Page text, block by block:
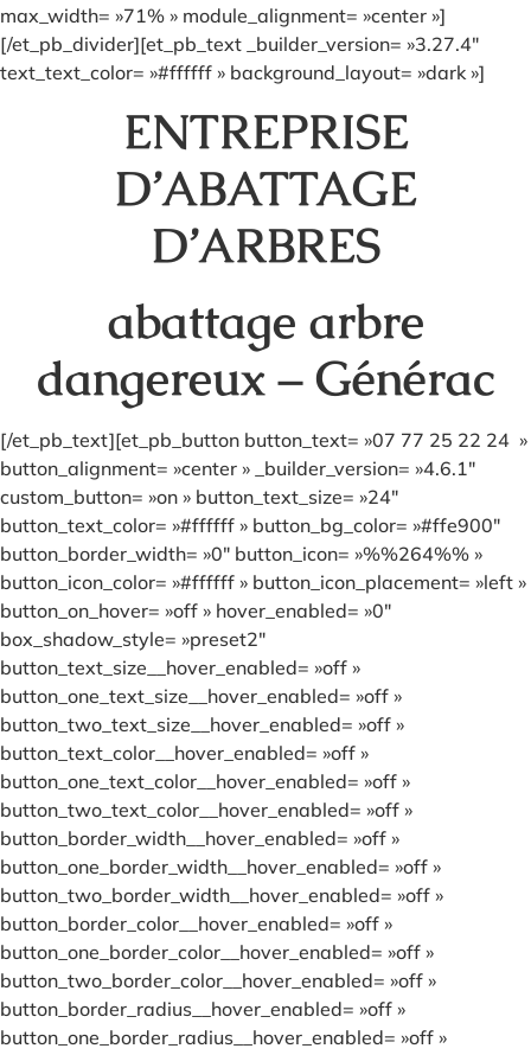
max_width= »71% » module_alignment= »center »]
[/et_pb_divider][et_pb_text _builder_version= »3.27.4″
text_text_color= »#ffffff » background_layout= »dark »]
ENTREPRISE
D’ABATTAGE
D’ARBRES
abattage arbre
dangereux – Générac
[/et_pb_text][et_pb_button button_text= »07 77 25 22 24 »
button_alignment= »center » _builder_version= »4.6.1″
custom_button= »on » button_text_size= »24″
button_text_color= »#ffffff » button_bg_color= »#ffe900″
button_border_width= »0″ button_icon= »%%264%% »
button_icon_color= »#ffffff » button_icon_placement= »left »
button_on_hover= »off » hover_enabled= »0″
box_shadow_style= »preset2″
button_text_size__hover_enabled= »off »
button_one_text_size__hover_enabled= »off »
button_two_text_size__hover_enabled= »off »
button_text_color__hover_enabled= »off »
button_one_text_color__hover_enabled= »off »
button_two_text_color__hover_enabled= »off »
button_border_width__hover_enabled= »off »
button_one_border_width__hover_enabled= »off »
button_two_border_width__hover_enabled= »off »
button_border_color__hover_enabled= »off »
button_one_border_color__hover_enabled= »off »
button_two_border_color__hover_enabled= »off »
button_border_radius__hover_enabled= »off »
button_one_border_radius__hover_enabled= »off »